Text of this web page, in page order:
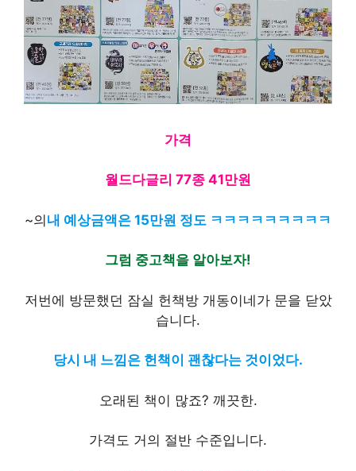
가격
월드다글리 77종 41만원
~의내 예상금액은 15만원 정도 ㅋㅋㅋㅋㅋㅋㅋㅋㅋ
그럼 중고책을 알아보자!
저번에 방문했던 잠실 헌책방 개동이네가 문을 닫았
습니다.
당시 내 느낌은 헌책이 괜찮다는 것이었다.
오래된 책이 많죠? 깨끗한.
가격도 거의 절반 수준입니다.